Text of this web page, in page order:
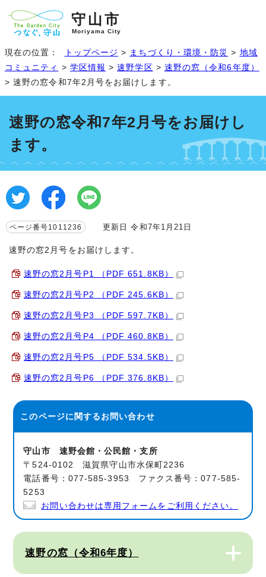
守山市
Moriyama City
現在の位置： トップページ > まちづくり・環境・防災 > 地域
コミュニティ
> 学区情報 >速野学区 > 速野の窓（令和6年度）
> 速野の窓令和7年2月号をお届けします。
速野の窓令和7年2月号をお届けし
ます。
ページ番号1011236 更新日 令和7年1月21日
速野の窓2月号をお届けします。
速野の窓2月号P1 （PDF 651.8KB）
速野の窓2月号P2 （PDF 245.6KB）
速野の窓2月号P3 （PDF 597.7KB）
速野の窓2月号P4 （PDF 460.8KB）
速野の窓2月号P5 （PDF 534.5KB）
速野の窓2月号P6 （PDF 376.8KB）
このページに関するお問い合わせ
守山市 速野会館・公民館・支所
〒524-0102 滋賀県守山市水保町2236
電話番号：077-585-3953 ファクス番号：077-585-
5253
お問い合わせは専用フォームをご利用ください。
速野の窓（令和6年度）